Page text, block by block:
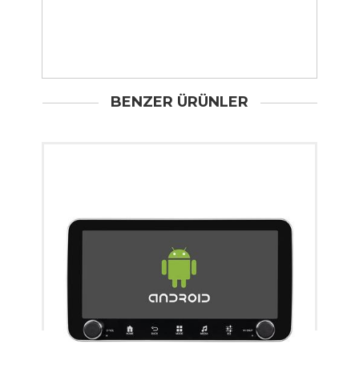
BENZER ÜRÜNLER